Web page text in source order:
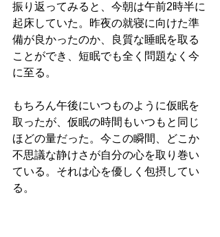
振り返ってみると、今朝は午前2時半に
起床していた。昨夜の就寝に向けた準
備が良かったのか、良質な睡眠を取る
ことができ、短眠でも全く問題なく今
に至る。
もちろん午後にいつものように仮眠を
取ったが、仮眠の時間もいつもと同じ
ほどの量だった。今この瞬間、どこか
不思議な静けさが自分の心を取り巻い
ている。それは心を優しく包摂してい
る。